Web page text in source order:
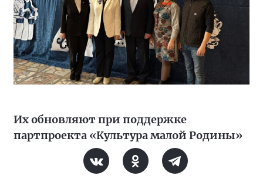
Их обновляют при поддержке
партпроекта «Культура малой Родины»